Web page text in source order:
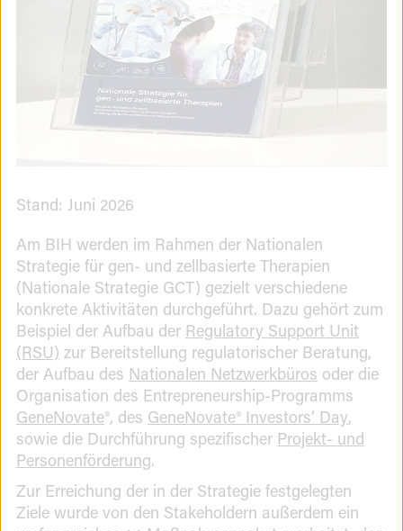
Stand: Juni 2026
Einleitung
zum
Maßnahmenstand
Am BIH werden im Rahmen der Nationalen
Strategie für gen- und zellbasierte Therapien
(Nationale Strategie GCT) gezielt verschiedene
konkrete Aktivitäten durchgeführt. Dazu gehört zum
Beispiel der Aufbau der Regulatory Support Unit
(RSU) zur Bereitstellung regulatorischer Beratung,
der Aufbau des Nationalen Netzwerkbüros oder die
Organisation des Entrepreneurship-Programms
GeneNovate®, des GeneNovate® Investors‘ Day,
sowie die Durchführung spezifischer Projekt- und
Personenförderung.
Zur Erreichung der in der Strategie festgelegten
Ziele wurde von den Stakeholdern außerdem ein